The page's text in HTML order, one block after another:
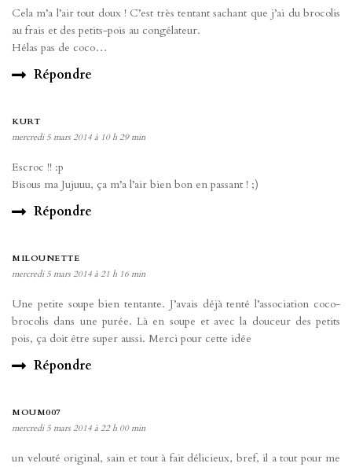
Cela m’a l’air tout doux ! C’est très tentant sachant que j’ai du brocolis
au frais et des petits-pois au congélateur.
Hélas pas de coco…
Répondre
KURT
mercredi 5 mars 2014 à 10 h 29 min
Escroc !! :p
Bisous ma Jujuuu, ça m’a l’air bien bon en passant ! ;)
Répondre
MILOUNETTE
mercredi 5 mars 2014 à 21 h 16 min
Une petite soupe bien tentante. J’avais déjà tenté l’association coco-
brocolis dans une purée. Là en soupe et avec la douceur des petits
pois, ça doit être super aussi. Merci pour cette idée
Répondre
MOUM007
mercredi 5 mars 2014 à 22 h 00 min
un velouté original, sain et tout à fait délicieux, bref, il a tout pour me